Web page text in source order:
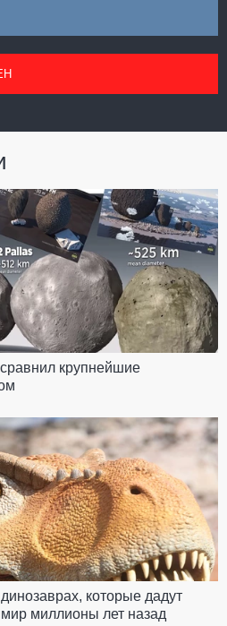
крупнейшие
которые дадут
миллионы лет назад